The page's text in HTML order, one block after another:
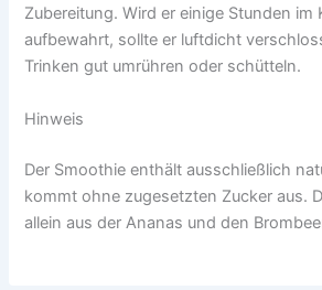
Zubereitung. Wird er einige Stunden im
aufbewahrt, sollte er luftdicht
Trinken gut umrühren oder schütteln.
Hinweis
Der Smoothie enthält ausschließlich
kommt ohne zugesetzten Zucker aus.
allein aus der Ananas und den